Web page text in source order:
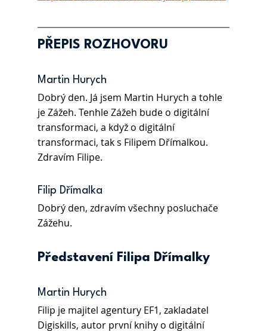
PŘEPIS ROZHOVORU
Martin Hurych
Dobrý den. Já jsem Martin Hurych a tohle
je Zážeh. Tenhle Zážeh bude o digitální
transformaci, a když o digitální
transformaci, tak s Filipem Dřímalkou.
Zdravím Filipe.
Filip Dřímalka
Dobrý den, zdravím všechny posluchače
Zážehu.
Představení Filipa Dřímalky
Martin Hurych
Filip je majitel agentury EF1, zakladatel
Digiskills, autor první knihy o digitální